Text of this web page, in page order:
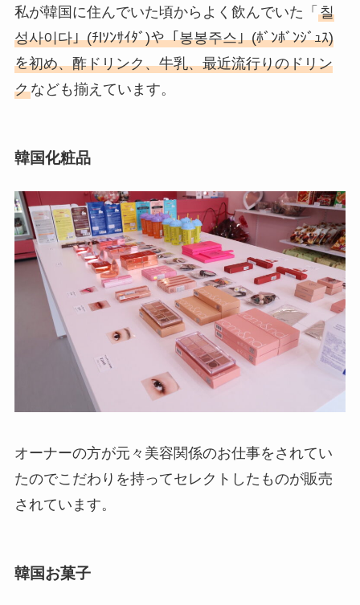
私が韓国に住んでいた頃からよく飲んでいた「 칠
성사이다」(ﾁlｿﾝｻｲﾀﾞ)や「봉봉주스」(ﾎﾞﾝﾎﾞﾝｼﾞｭｽ)
を初め、酢ドリンク、牛乳、最近流行りのドリン
クなども揃えています。
韓国化粧品
オーナーの方が元々美容関係のお仕事をされてい
たのでこだわりを持ってセレクトしたものが販売
されています。
韓国お菓子